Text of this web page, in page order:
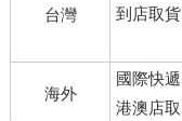
台灣
到店取貨
海外
國際快
港澳店取